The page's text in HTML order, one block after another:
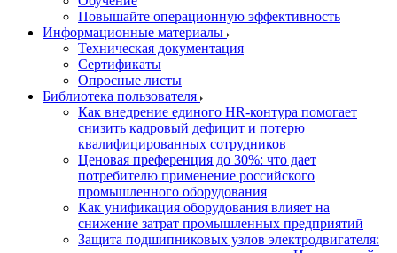
Повышайте операционную эффективность
Информационные материалы
Техническая документация
Сертификаты
Опросные листы
Библиотека пользователя
Как внедрение единого HR-контура помогает
снизить кадровый дефицит и потерю
квалифицированных сотрудников
Ценовая преференция до 30%: что дает
потребителю применение российского
промышленного оборудования
Как унификация оборудования влияет на
снижение затрат промышленных предприятий
Защита подшипниковых узлов электродвигателя: